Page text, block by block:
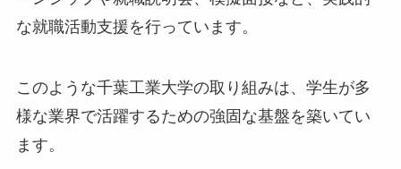
な就職活動支援を行っています。
このような千葉工業大学の取り組みは、学生が多
様な業界で活躍するための強固な基盤を築いてい
ます。